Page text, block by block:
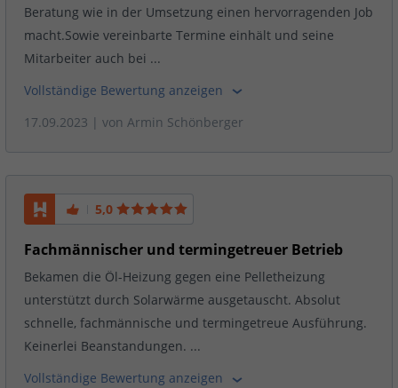
Beratung wie in der Umsetzung einen hervorragenden Job
macht.Sowie vereinbarte Termine einhält und seine
Mitarbeiter auch bei ...
Vollständige Bewertung anzeigen
17.09.2023 | von Armin Schönberger
5,0
Fachmännischer und termingetreuer Betrieb
Bekamen die Öl-Heizung gegen eine Pelletheizung
unterstützt durch Solarwärme ausgetauscht. Absolut
schnelle, fachmännische und termingetreue Ausführung.
Keinerlei Beanstandungen. ...
Vollständige Bewertung anzeigen